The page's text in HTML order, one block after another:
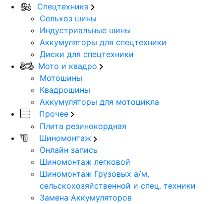
Спецтехника
Сельхоз шины
Индустриальные шины
Аккумуляторы для спецтехники
Диски для спецтехники
Мото и квадро
Мотошины
Квадрошины
Аккумуляторы для мотоцикла
Прочее
Плита резинокордная
Шиномонтаж
Онлайн запись
Шиномонтаж легковой
Шиномонтаж Грузовых а/м,
сельскохозяйственной и спец. техники
Замена Аккумуляторов